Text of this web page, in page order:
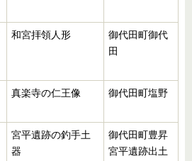
和宮拝領人形
御代田町御代
田
真楽寺の仁王像 御代田町塩野
宮平遺跡の釣手土
器
御代田町豊昇
宮平遺跡出土